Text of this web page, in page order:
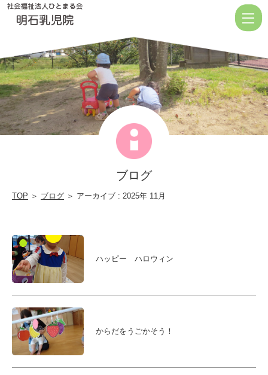
月
|
社
会
福
ひ
ま
る
会
ブログ
TOP ＞ ブログ ＞ アーカイブ : 2025年 11月
ハッピー ハロウィン
からだをうごかそう！